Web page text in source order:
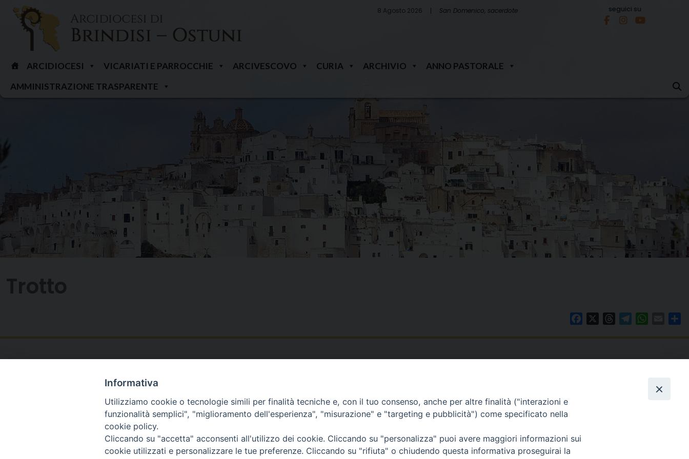
Skip
content
8 Agosto 2026 San Domenico, sacerdote seguici su
ARCIDIOCESI VICARIATI E PARROCCHIE ARCIVESCOVO CURIA ARCHIVIO
ANNO PASTORALE
AMMINISTRAZIONE TRASPARENTE
FacebookThreadsTelegram Email
Tel 0831.521958
Fax 0831.528315
Mar. / Mer. / Giov. ore 9 - 13
nei mesi estivi solo Martedì ore 9 -
13
Copyright © Arcidiocesi di Brindisi – Ostuni
Informativa
Utilizziamo cookie o tecnologie simili per finalità tecniche e, con il tuo consenso, anche per altre finalità ("interazioni e
funzionalità semplici", "miglioramento dell'esperienza", "misurazione" e "targeting e pubblicità") come specificato nella
cookie policy.
Cliccando su "accetta" acconsenti all'utilizzo dei cookie. Cliccando su "personalizza" puoi avere maggiori informazioni sui
cookie utilizzati e personalizzare le tue preferenze. Cliccando su "rifiuta" o chiudendo questa informativa proseguirai la